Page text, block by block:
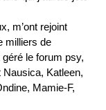
m’ont rejoint
milliers de
le forum psy,
Katleen,
Mamie-F,